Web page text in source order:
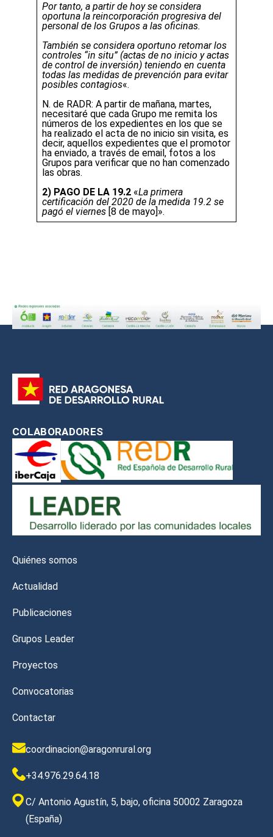
Por tanto, a partir de hoy se considera
oportuna la reincorporación progresiva del
personal de los Grupos a las oficinas.
También se considera oportuno retomar los
controles “in situ” (actas de no inicio y actas
de control de inversión) teniendo en cuenta
todas las medidas de prevención para evitar
posibles contagios«.
N. de RADR: A partir de mañana, martes,
necesitaré que cada Grupo me remita los
números de los expedientes en los que se
ha realizado el acta de no inicio sin visita, es
decir, aquellos expedientes que el promotor
ha enviado, a través de email, fotos a los
Grupos para verificar que no han comenzado
las obras.
2) PAGO DE LA 19.2 «La primera
certificación del 2020 de la medida 19.2 se
pagó el viernes [8 de mayo]».
COLABORADORES
Quiénes somos
Actualidad
Publicaciones
Grupos Leader
Proyectos
Convocatorias
Contactar
coordinacion@aragonrural.org
+34.976.29.64.18
C/ Antonio Agustín, 5, bajo, oficina 50002 Zaragoza
(España)